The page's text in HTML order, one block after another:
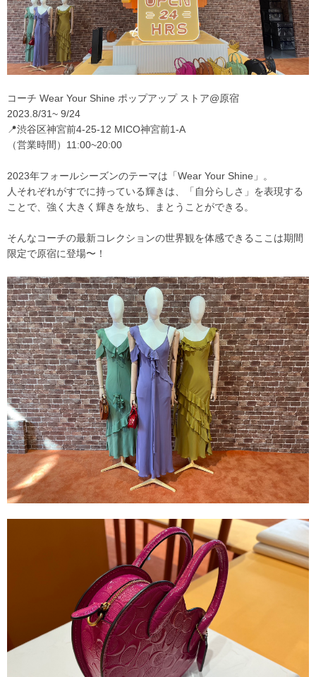
コーチ Wear Your Shine ポップアップ ストア@原宿
2023.8/31~ 9/24
📍渋谷区神宮前4-25-12 MICO神宮前1-A
（営業時間）11:00~20:00
2023年フォールシーズンのテーマは「Wear Your Shine」。
人それぞれがすでに持っている輝きは、「自分らしさ」を表現する
ことで、強く大きく輝きを放ち、まとうことができる。
​そんなコーチの最新コレクションの世界観を体感できるここは期間
限定で原宿に登場〜！